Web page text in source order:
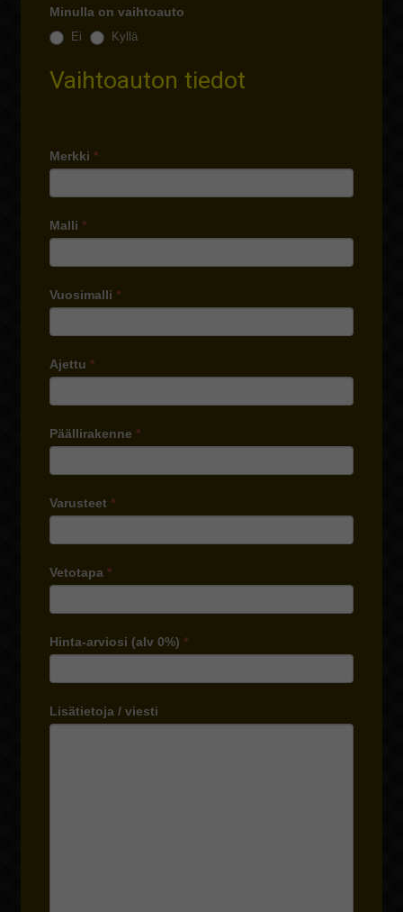
Minulla on vaihtoauto
Ei Kyllä
Vaihtoauton tiedot
Merkki *
Malli *
Vuosimalli *
Ajettu *
Päällirakenne *
Varusteet *
Vetotapa *
Hinta-arviosi (alv 0%) *
Lisätietoja / viesti